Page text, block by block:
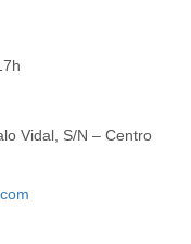
Vidal, S/N – Centro